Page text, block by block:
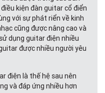
kiện đàn guitar cổ điển
với sự phát riển về kinh
cũng được nâng cao và
dụng guitar điện nhiều
được nhiều người yêu
điện là thế hệ sau nên
và đáp ứng nhiều hơn